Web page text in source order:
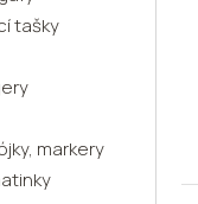
tašky
markery